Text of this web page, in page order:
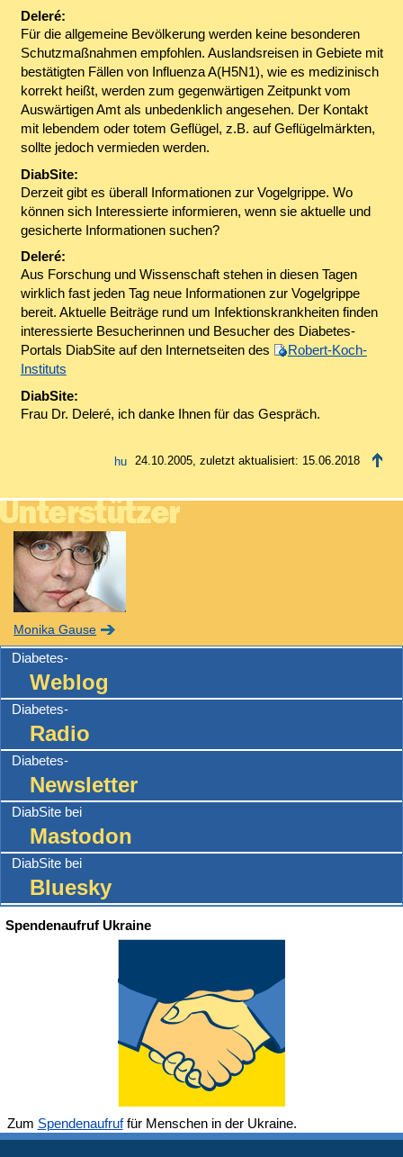
Deleré:
Für die allgemeine Bevölkerung werden keine besonderen
Schutzmaßnahmen empfohlen. Auslandsreisen in Gebiete mit
bestätigten Fällen von Influenza A(H5N1), wie es medizinisch
korrekt heißt, werden zum gegenwärtigen Zeitpunkt vom
Auswärtigen Amt als unbedenklich angesehen. Der Kontakt
mit lebendem oder totem Geflügel, z.B. auf Geflügelmärkten,
sollte jedoch vermieden werden.
DiabSite:
Derzeit gibt es überall Informationen zur Vogelgrippe. Wo
können sich Interessierte informieren, wenn sie aktuelle und
gesicherte Informationen suchen?
Deleré:
Aus Forschung und Wissenschaft stehen in diesen Tagen
wirklich fast jeden Tag neue Informationen zur Vogelgrippe
bereit. Aktuelle Beiträge rund um Infektionskrankheiten finden
interessierte Besucherinnen und Besucher des Diabetes-
Portals DiabSite auf den Internetseiten des
Robert-Koch-
Instituts
DiabSite:
Frau Dr. Deleré, ich danke Ihnen für das Gespräch.
24.10.2005, zuletzt aktualisiert: 15.06.2018
Monika Gause
Diabetes-
Weblog
Diabetes-
Radio
Diabetes-
Newsletter
DiabSite bei
Mastodon
DiabSite bei
Bluesky
Spendenaufruf Ukraine
Zum Spendenaufruffür Menschen in der Ukraine.